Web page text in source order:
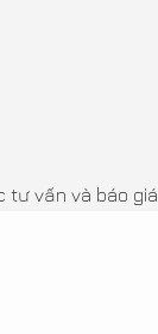
vấn và báo giá.